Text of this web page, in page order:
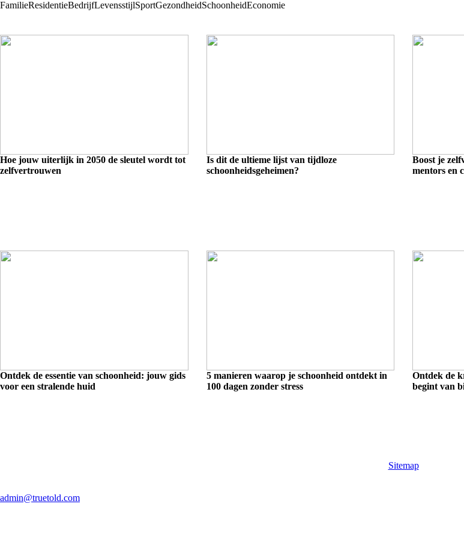
FamilieResidentieBedrijfLevensstijlSportGezondheidSchoonheidEconomie
Hoe jouw uiterlijk in 2050 de sleutel wordt tot
zelfvertrouwen
Is dit de ultieme lijst van tijdloze
schoonheidsgeheimen?
Boost je
mentors en
Ontdek de essentie van schoonheid: jouw gids
voor een stralende huid
5 manieren waarop je schoonheid ontdekt in
100 dagen zonder stress
Ontdek de
begint van
Sitemap
admin@truetold.com